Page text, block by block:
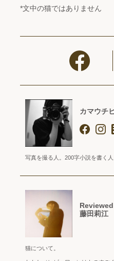
*文中の猫ではありません
カマウチ
写真を撮る人。200字小説を書く人
藤田莉江
猫について。